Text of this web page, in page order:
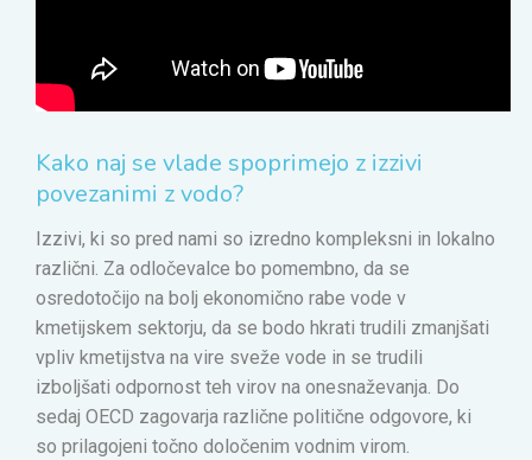
Kako naj se vlade spoprimejo z izzivi
povezanimi z vodo?
Izzivi, ki so pred nami so izredno kompleksni in lokalno
različni. Za odločevalce bo pomembno, da se
osredotočijo na bolj ekonomično rabe vode v
kmetijskem sektorju, da se bodo hkrati trudili zmanjšati
vpliv kmetijstva na vire sveže vode in se trudili
izboljšati odpornost teh virov na onesnaževanja. Do
sedaj OECD zagovarja različne politične odgovore, ki
so prilagojeni točno določenim vodnim virom.